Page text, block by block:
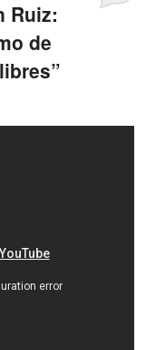
Ruiz:
de